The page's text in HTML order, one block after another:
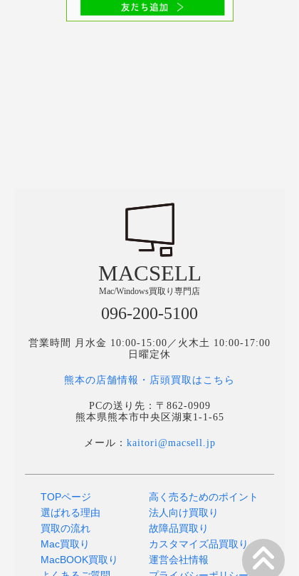
MACSELL
Mac/Windows買取り専門店
096-200-5100
営業時間 月水金 10:00-15:00／火木土 10:00-17:00
日曜定休
熊本の店舗情報・店頭買取はこちら
PCの送り先：〒862-0909
熊本県熊本市中央区湖東1-1-65
メール： kaitori@macsell.jp
TOPページ
選ばれる理由
買取の流れ
Mac買取り
MacBOOK買取り
高く売るためのポイント
法人向け買取り
故障品買取り
カスタマイズ品買取り
運営会社情報